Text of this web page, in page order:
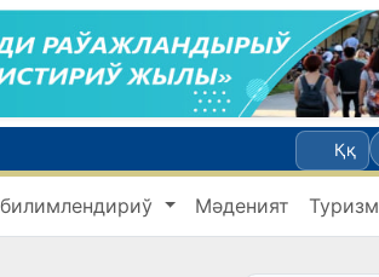
Ққ
Мәденият Туризм